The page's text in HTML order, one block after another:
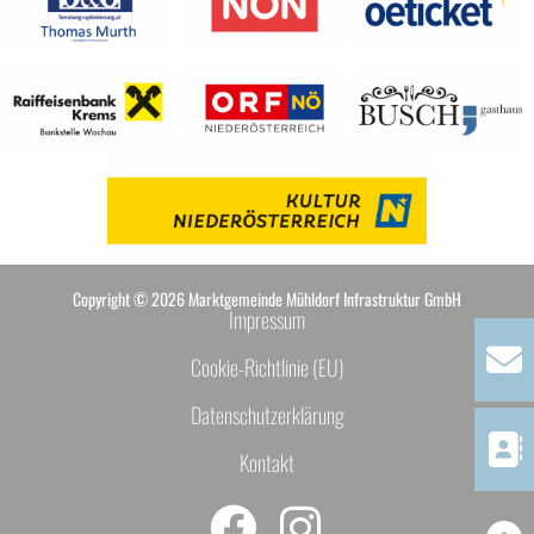
Copyright © 2026 Marktgemeinde Mühldorf Infrastruktur GmbH
Impressum
Cookie-Richtlinie (EU)
Datenschutzerklärung
Kontakt